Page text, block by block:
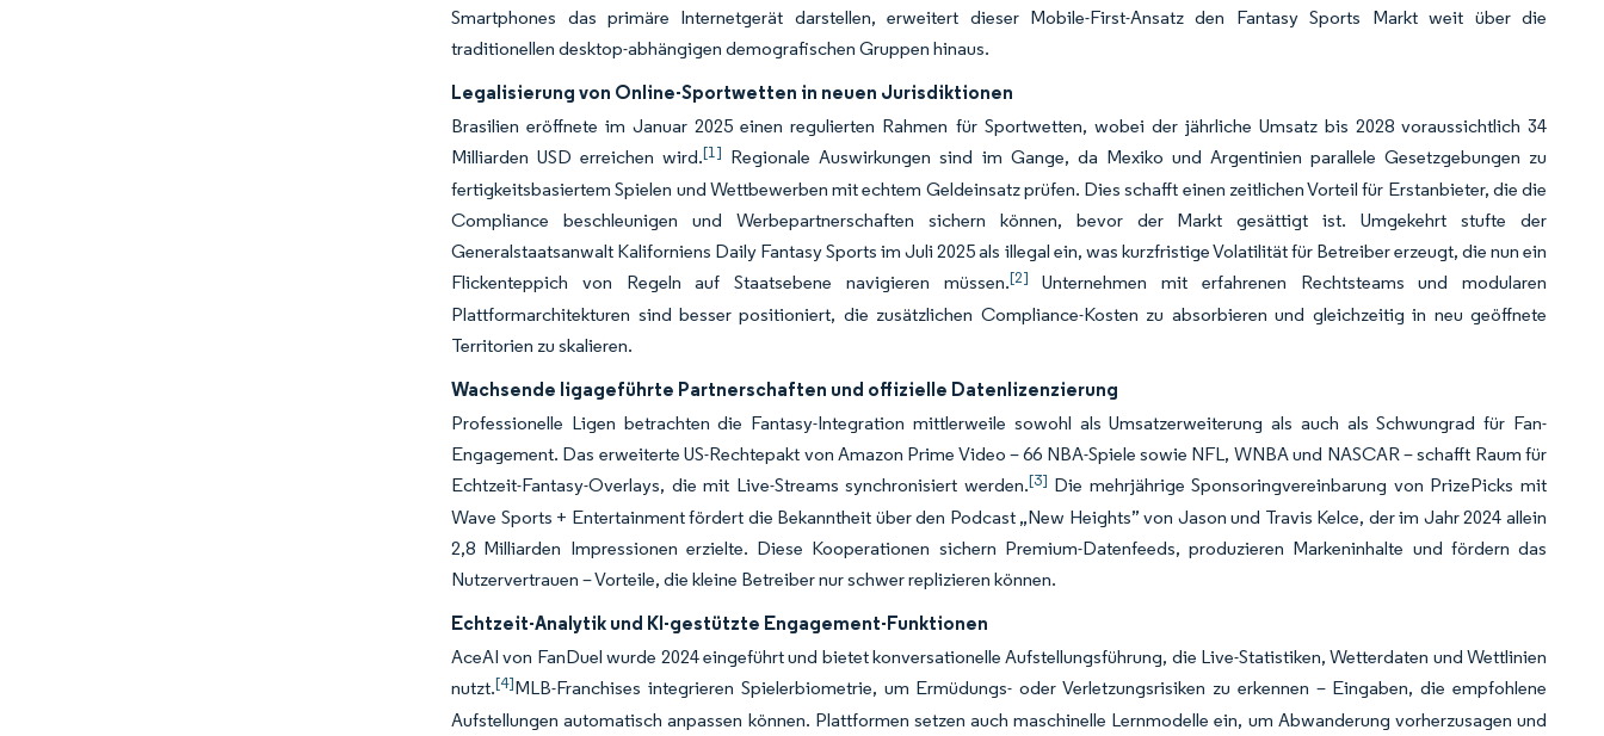
Smartphones das primäre Internetgerät darstellen, erweitert dieser Mobile-First-Ansatz den Fantasy Sports Markt weit über die
traditionellen desktop-abhängigen demografischen Gruppen hinaus.
Legalisierung von Online-Sportwetten in neuen Jurisdiktionen
Brasilien eröffnete im Januar 2025 einen regulierten Rahmen für Sportwetten, wobei der jährliche Umsatz bis 2028 voraussichtlich 34
Milliarden USD erreichen wird.[1] Regionale Auswirkungen sind im Gange, da Mexiko und Argentinien parallele Gesetzgebungen zu
fertigkeitsbasiertem Spielen und Wettbewerben mit echtem Geldeinsatz prüfen. Dies schafft einen zeitlichen Vorteil für Erstanbieter, die die
Compliance beschleunigen und Werbepartnerschaften sichern können, bevor der Markt gesättigt ist. Umgekehrt stufte der
Generalstaatsanwalt Kaliforniens Daily Fantasy Sports im Juli 2025 als illegal ein, was kurzfristige Volatilität für Betreiber erzeugt, die nun ein
Flickenteppich von Regeln auf Staatsebene navigieren müssen.[2] Unternehmen mit erfahrenen Rechtsteams und modularen
Plattformarchitekturen sind besser positioniert, die zusätzlichen Compliance-Kosten zu absorbieren und gleichzeitig in neu geöffnete
Territorien zu skalieren.
Wachsende ligageführte Partnerschaften und offizielle Datenlizenzierung
Professionelle Ligen betrachten die Fantasy-Integration mittlerweile sowohl als Umsatzerweiterung als auch als Schwungrad für Fan-
Engagement. Das erweiterte US-Rechtepakt von Amazon Prime Video – 66 NBA-Spiele sowie NFL, WNBA und NASCAR – schafft Raum für
Echtzeit-Fantasy-Overlays, die mit Live-Streams synchronisiert werden.[3] Die mehrjährige Sponsoringvereinbarung von PrizePicks mit
Wave Sports + Entertainment fördert die Bekanntheit über den Podcast „New Heights” von Jason und Travis Kelce, der im Jahr 2024 allein
2,8 Milliarden Impressionen erzielte. Diese Kooperationen sichern Premium-Datenfeeds, produzieren Markeninhalte und fördern das
Nutzervertrauen – Vorteile, die kleine Betreiber nur schwer replizieren können.
Echtzeit-Analytik und KI-gestützte Engagement-Funktionen
AceAI von FanDuel wurde 2024 eingeführt und bietet konversationelle Aufstellungsführung, die Live-Statistiken, Wetterdaten und Wettlinien
nutzt.[4]MLB-Franchises integrieren Spielerbiometrie, um Ermüdungs- oder Verletzungsrisiken zu erkennen – Eingaben, die empfohlene
Aufstellungen automatisch anpassen können. Plattformen setzen auch maschinelle Lernmodelle ein, um Abwanderung vorherzusagen und